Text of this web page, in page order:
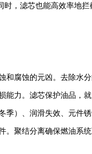
，滤芯也能高效率地拦
腐蚀的元凶。去除水分
力。滤芯保护油品，就
）、润滑失效、元件
聚结分离确保燃油系统